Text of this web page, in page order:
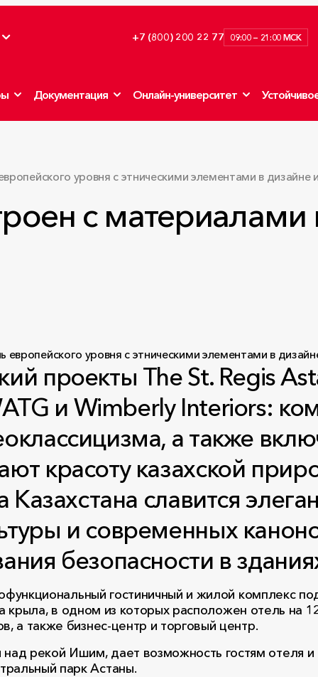
+7 (800) 200 22 77 09:00 — 21:00 МСК
Документация Онлайн-университет
уровня с этническими элементами в
с материалами
проекты The St. Regis
и Wimberly Interiors:
а также
красоту казахской
Казахстана славится
и современных
безопасности в
гостиничный и жилой комплекс
в одном из которых расположен отель на
а также бизнес-центр и торговый центр.
рекой Ишим, дает возможность гостям отеля
парк Астаны.